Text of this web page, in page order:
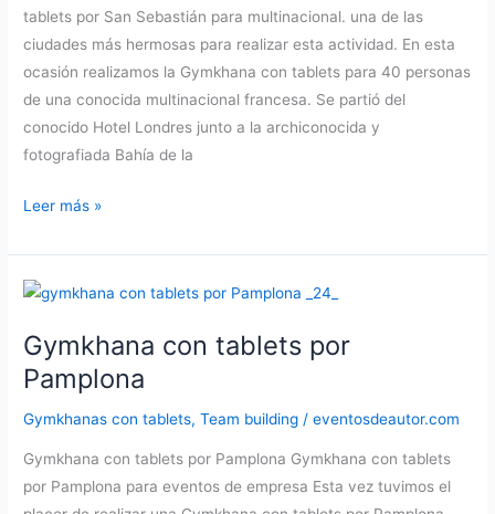
tablets por San Sebastián para multinacional. una de las
ciudades más hermosas para realizar esta actividad. En esta
ocasión realizamos la Gymkhana con tablets para 40 personas
de una conocida multinacional francesa. Se partió del
conocido Hotel Londres junto a la archiconocida y
fotografiada Bahía de la
Gymkhana
tablets
por
Sebastián
Leer más »
Gymkhana con tablets por
Pamplona
Gymkhanas con tablets,Team building /eventosdeautor.com
Gymkhana con tablets por Pamplona Gymkhana con tablets
por Pamplona para eventos de empresa Esta vez tuvimos el